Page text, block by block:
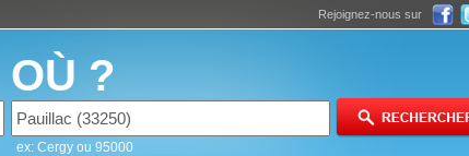
Rejoignez-nous sur
OÙ ?
ex: Cergy ou 95000